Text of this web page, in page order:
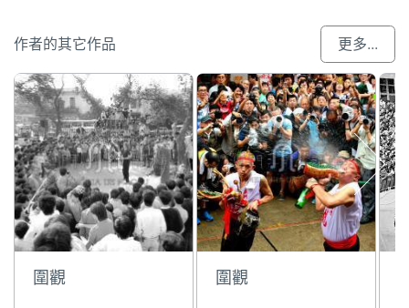
作者的其它作品 更多...
圍觀 圍觀